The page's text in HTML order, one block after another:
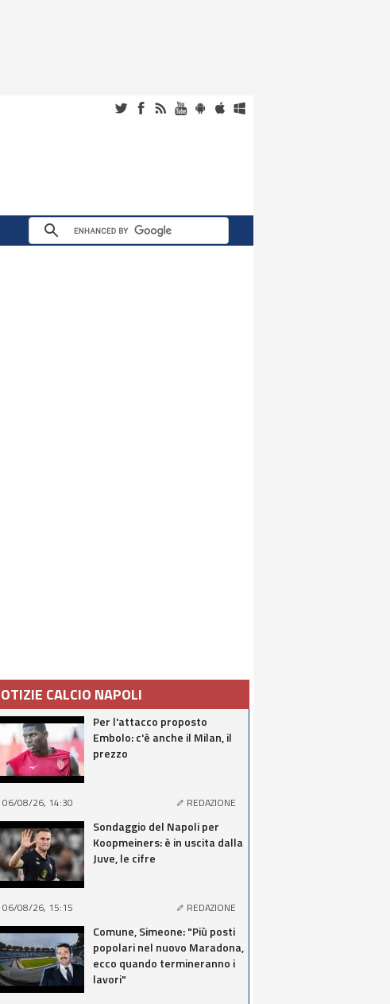
CALCIO NAPOLI
Per l'attacco proposto
Embolo: c'è anche il Milan, il
prezzo
06/08/26, 14:30 REDAZIONE
Sondaggio del Napoli per
Koopmeiners: è in uscita dalla
Juve, le cifre
06/08/26, 15:15 REDAZIONE
Comune, Simeone: "Più posti
popolari nel nuovo Maradona,
ecco quando termineranno i
lavori"